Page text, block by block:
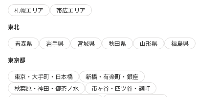
札幌エリア
帯広エリア
東北
青森県
岩手県 宮城県 秋田県 山形県
福島県
東京都
東京・大手町・日本橋
新橋・有楽町・銀座
秋葉原・神田・御茶ノ水
市ヶ谷・四ツ谷・麹町